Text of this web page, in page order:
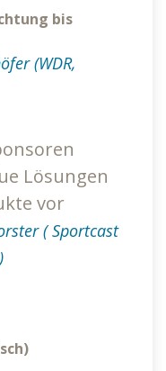
bis
(WDR,
Lösungen
vor
( Sportcast